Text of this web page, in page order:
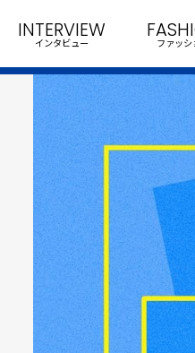
INTERVIEW
インタビュー ファッシ